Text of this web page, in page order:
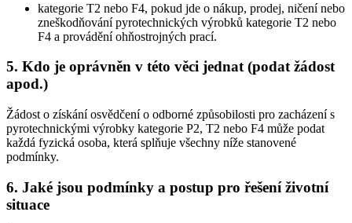
kategorie T2 nebo F4, pokud jde o nákup, prodej, ničení nebo
zneškodňování pyrotechnických výrobků kategorie T2 nebo
F4 a provádění ohňostrojných prací.
5. Kdo je oprávněn v této věci jednat (podat žádost
apod.)
Žádost o získání osvědčení o odborné způsobilosti pro zacházení s
pyrotechnickými výrobky kategorie P2, T2 nebo F4 může podat
každá fyzická osoba, která splňuje všechny níže stanovené
podmínky.
6. Jaké jsou podmínky a postup pro řešení životní
situace